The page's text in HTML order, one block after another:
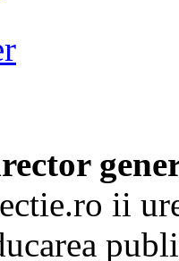
ii